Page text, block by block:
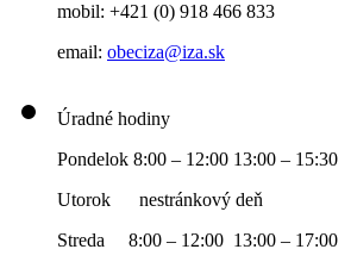
mobil: +421 (0) 918 466 833
email: obeciza@iza.sk
Úradné hodiny
Pondelok 8:00 – 12:00 13:00 – 15:30
Utorok nestránkový deň
Streda 8:00 – 12:00 13:00 – 17:00